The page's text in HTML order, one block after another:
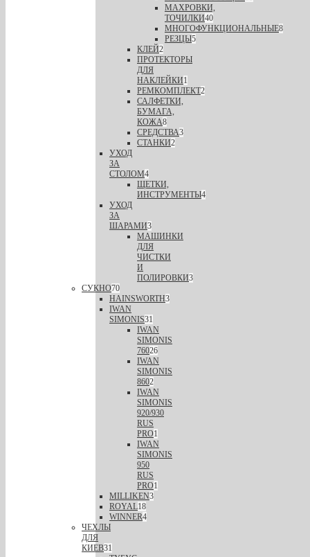
МАХРОВКИ,
ТОЧИЛКИ40
МНОГОФУНКЦИОНАЛЬНЫЕ8
РЕЗЦЫ5
КЛЕЙ2
ПРОТЕКТОРЫ
ДЛЯ
НАКЛЕЙКИ1
РЕМКОМПЛЕКТ2
САЛФЕТКИ,
БУМАГА,
КОЖА8
СРЕДСТВА3
СТАНКИ2
УХОД
ЗА
СТОЛОМ4
ЩЕТКИ,
ИНСТРУМЕНТЫ4
УХОД
ЗА
ШАРАМИ3
МАШИНКИ
ДЛЯ
ЧИСТКИ
И
ПОЛИРОВКИ3
СУКНО70
HAINSWORTH3
IWAN
SIMONIS31
IWAN
SIMONIS
76026
IWAN
SIMONIS
8602
IWAN
SIMONIS
920/930
RUS
PRO1
IWAN
SIMONIS
950
RUS
PRO1
MILLIKEN3
ROYAL18
WINNER4
ЧЕХЛЫ
ДЛЯ
КИЕВ31